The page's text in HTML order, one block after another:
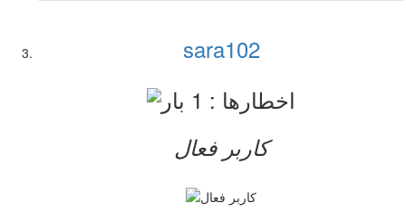
sara102
کاربر فعال